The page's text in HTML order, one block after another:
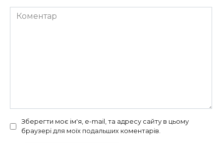
Коментар
Зберегти моє ім'я, e-mail, та адресу сайту в цьому
браузері для моїх подальших коментарів.